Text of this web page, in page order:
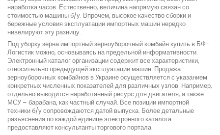
наработка часов. Естественно, величина напрямую связан со
стоимостью машины б/у. Впрочем, высокое качество сборки и
бережные условия эксплуатации импортных машин нередко
нивелируют эту разницу.
Под уборку зерна импортный зерноуборочный комбайн купить в БФ-
Логистик можно, основываясь на предельной информативности.
Электронный каталог организации содержит все характеристики,
относительно предыдущей эксплуатации машин. Продажа
зерноуборочных комбайнов в Украине осуществляется с указанием
конкретных численных показателей для различных узлов. Например,
отдельно выводится наработанный ресурс для двигателя, а также
МСУ – барабана, как частный случай. Все позиции импортной
техники б/у сопровождаются датой выпуска. Более детальные
разъяснения по каждой единице электронного каталога
предоставляют консультанты торгового портала.